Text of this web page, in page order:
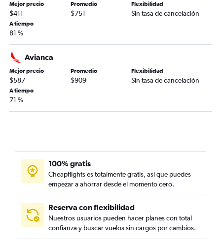
Mejor precio
$411
Promedio
$751
Flexibilidad
Sin tasa de cancelación
A tiempo
81 %
Avianca
Mejor precio
$587
Promedio
$909
Flexibilidad
Sin tasa de cancelación
A tiempo
71 %
100% gratis
Cheapflights es totalmente gratis, así que puedes
empezar a ahorrar desde el momento cero.
Reserva con flexibilidad
Nuestros usuarios pueden hacer planes con total
confianza y buscar vuelos sin cargos por cambios.